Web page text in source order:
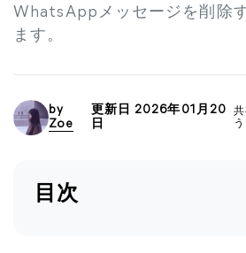
WhatsAppメッセージを削除
ます。
by
Zoe
更新日 2026年01月20
日
う
目次